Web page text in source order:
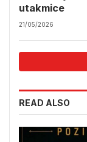
utakmice
21/05/2026
READ ALSO